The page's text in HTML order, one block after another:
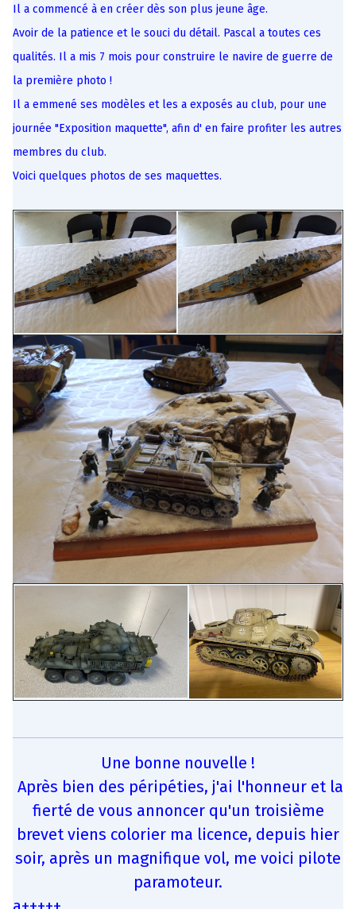
Il a commencé à en créer dès son plus jeune âge.
Avoir de la patience et le souci du détail. Pascal a toutes ces
qualités. Il a mis 7 mois pour construire le navire de guerre de
la première photo !
Il a emmené ses modèles et les a exposés au club, pour une
journée "Exposition maquette", afin d' en faire profiter les autres
membres du club.
Voici quelques photos de ses maquettes.
Une bonne nouvelle !
Après bien des péripéties, j'ai l'honneur et la
fierté de vous annoncer qu'un troisième
brevet viens colorier ma licence, depuis hier
soir, après un magnifique vol, me voici pilote
paramoteur.